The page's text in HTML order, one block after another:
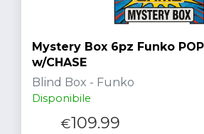
Mystery Box 6pz Funko
w/CHASE
Blind Box - Funko
Disponibile
€109.99